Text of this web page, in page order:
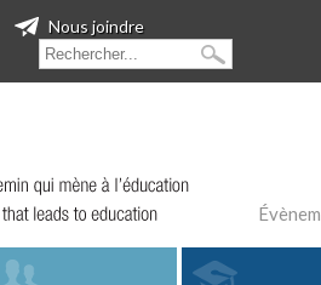
Nous joindre